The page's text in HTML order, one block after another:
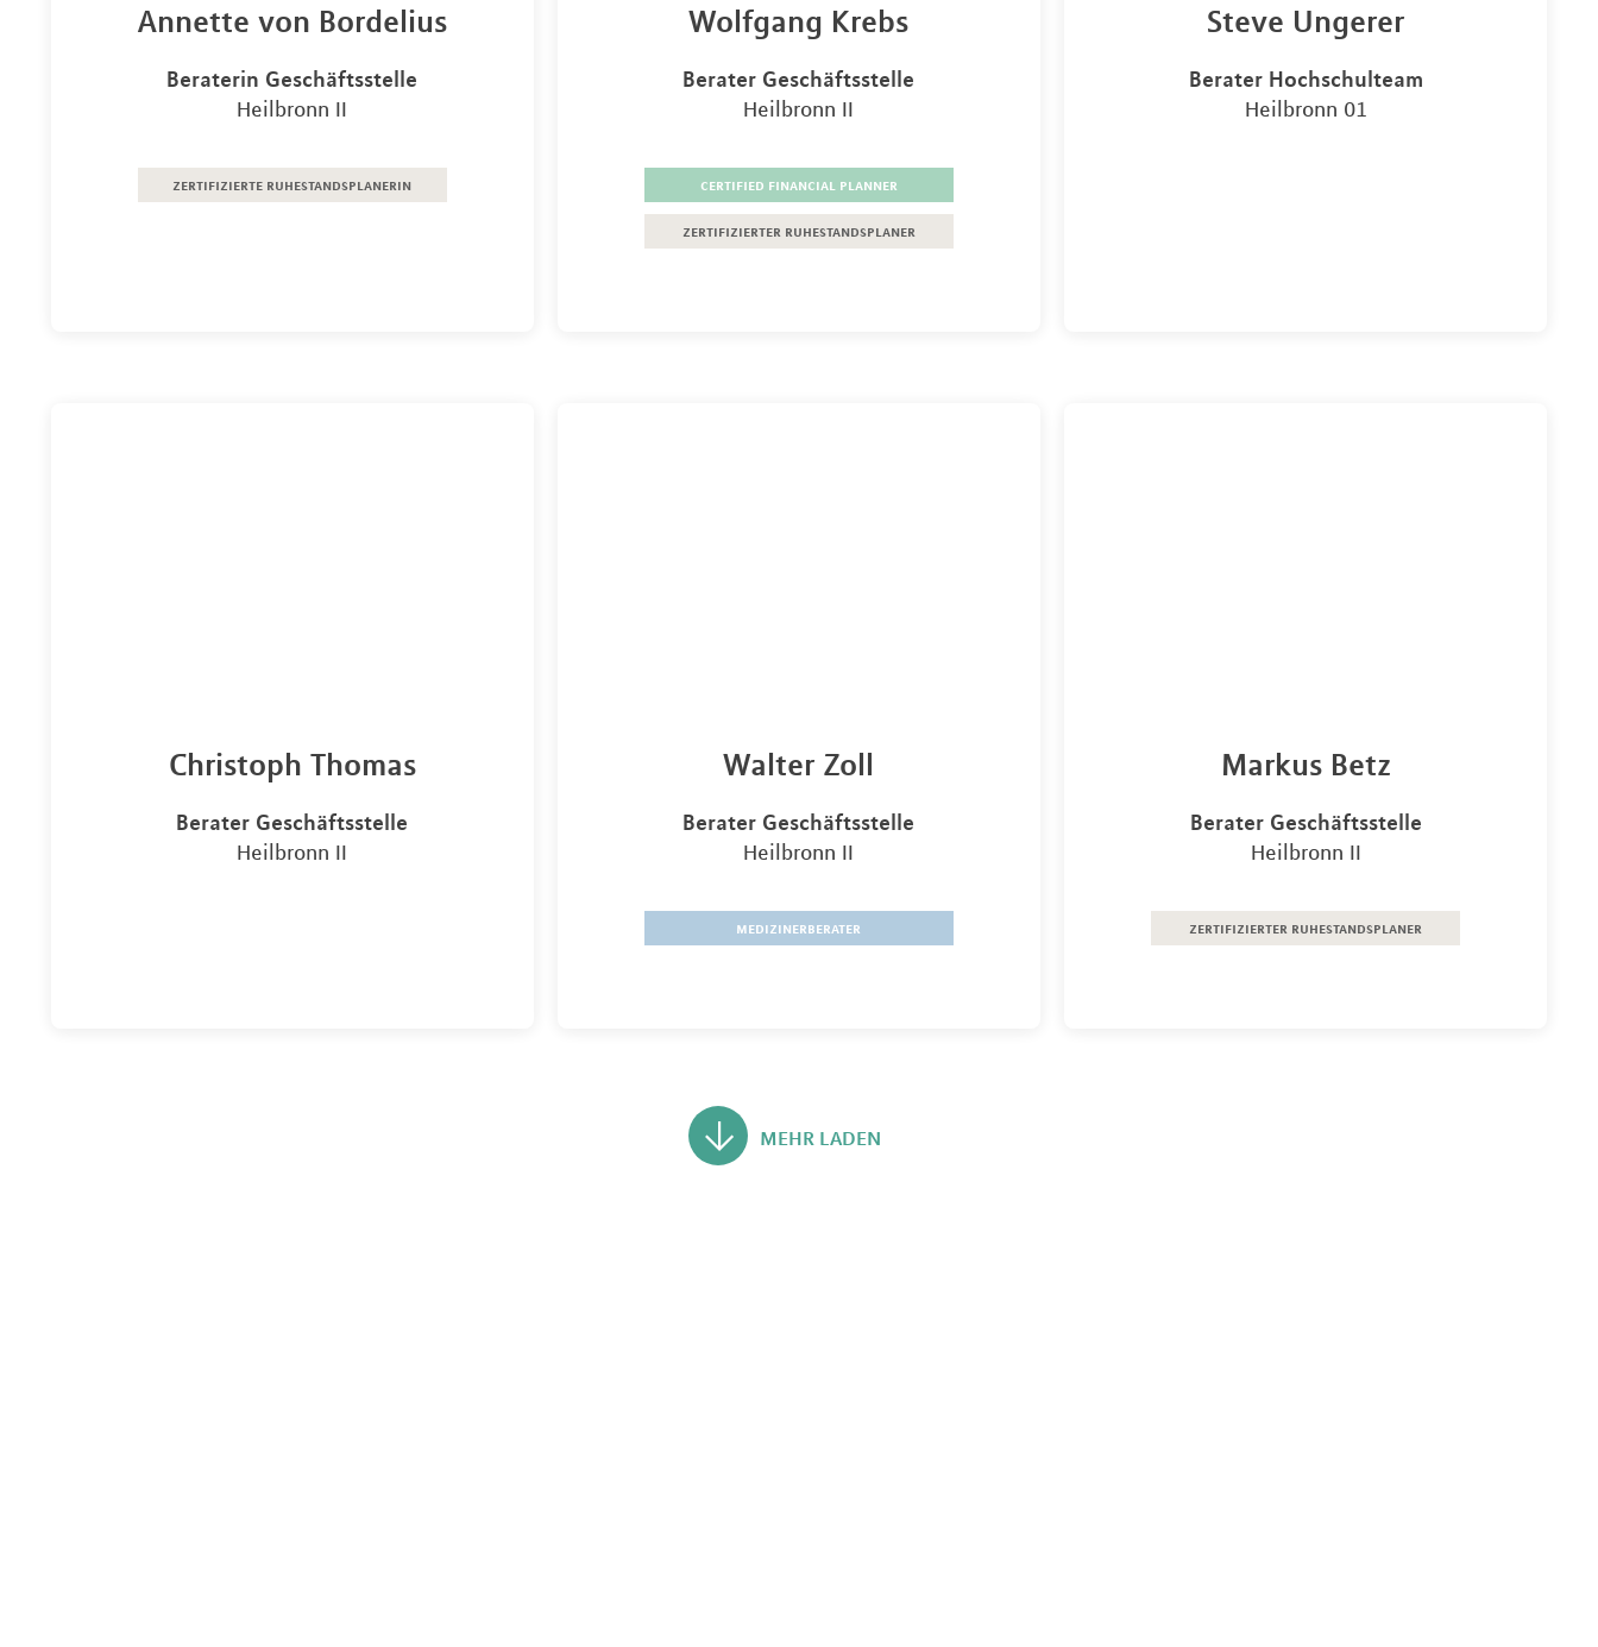
Annette von Bordelius
Beraterin Geschäftsstelle
Heilbronn II
zertifizierte ruhestandsplanerin
Wolfgang Krebs
Berater Geschäftsstelle
Heilbronn II
certified financial planner
zertifizierter ruhestandsplaner
Steve Ungerer
Berater Hochschulteam
Heilbronn 01
Christoph Thomas
Berater Geschäftsstelle
Heilbronn II
Walter Zoll
Berater Geschäftsstelle
Heilbronn II
medizinerberater
Markus Betz
Berater Geschäftsstelle
Heilbronn II
zertifizierter ruhestandsplaner
MEHR LADEN